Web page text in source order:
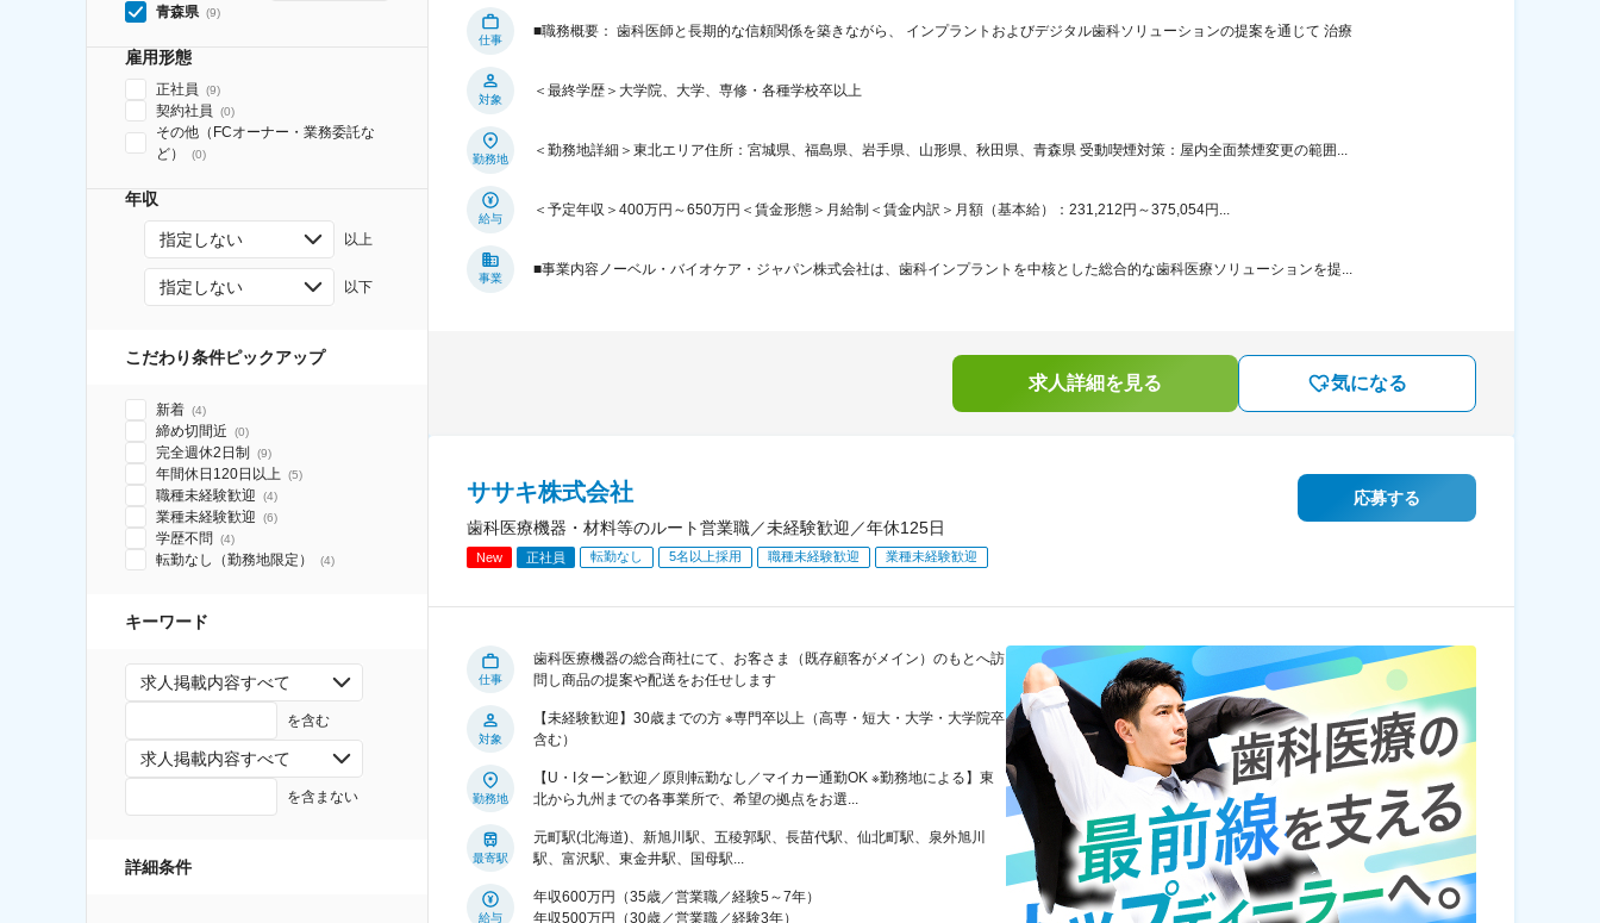
青森県 (9)
雇用形態
正社員 (9)
契約社員 (0)
その他（FCオーナー・業務委託な
ど）
(0)
年収
指定しない 以上
指定しない 以下
こだわり条件ピックアップ
新着 (4)
締め切間近 (0)
完全週休2日制 (9)
年間休日120日以上 (5)
職種未経験歓迎 (4)
業種未経験歓迎 (6)
学歴不問 (4)
転勤なし（勤務地限定） (4)
キーワード
求人掲載内容すべて
を含む
求人掲載内容すべて
を含まない
詳細条件
仕事
■職務概要： 歯科医師と長期的な信頼関係を築きながら、 インプラントおよびデジタル歯科ソリューションの提案を通じて 治療
対象
＜最終学歴＞大学院、大学、専修・各種学校卒以上
勤務地
＜勤務地詳細＞東北エリア住所：宮城県、福島県、岩手県、山形県、秋田県、青森県 受動喫煙対策：屋内全面禁煙変更の範囲...
給与
＜予定年収＞400万円～650万円＜賃金形態＞月給制＜賃金内訳＞月額（基本給）：231,212円～375,054円...
事業
■事業内容ノーベル・バイオケア・ジャパン株式会社は、歯科インプラントを中核とした総合的な歯科医療ソリューションを提...
求人詳細を見る 気になる
ササキ株式会社
歯科医療機器・材料等のルート営業職／未経験歓迎／年休125日
New 正社員 転勤なし 5名以上採用 職種未経験歓迎 業種未経験歓迎
応募する
仕事
歯科医療機器の総合商社にて、お客さま（既存顧客がメイン）のもとへ訪
問し商品の提案や配送をお任せします
対象
【未経験歓迎】30歳までの方 ※専門卒以上（高専・短大・大学・大学院卒
含む）
勤務地
【U・Iターン歓迎／原則転勤なし／マイカー通勤OK ※勤務地による】東
北から九州までの各事業所で、希望の拠点をお選...
最寄駅
元町駅(北海道)、新旭川駅、五稜郭駅、長苗代駅、仙北町駅、泉外旭川
駅、富沢駅、東金井駅、国母駅...
給与
年収600万円（35歳／営業職／経験5～7年）
年収500万円（30歳／営業職／経験3年）